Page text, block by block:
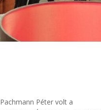
Péter volt a